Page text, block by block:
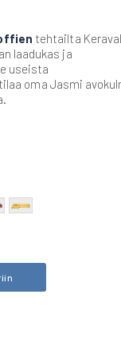
tehtailta
laadukas ja
useista
oma Jasmi